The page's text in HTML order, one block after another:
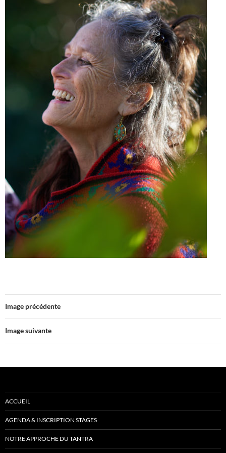
Image précédente
Image suivante
ACCUEIL
AGENDA & INSCRIPTION STAGES
NOTRE APPROCHE DU TANTRA